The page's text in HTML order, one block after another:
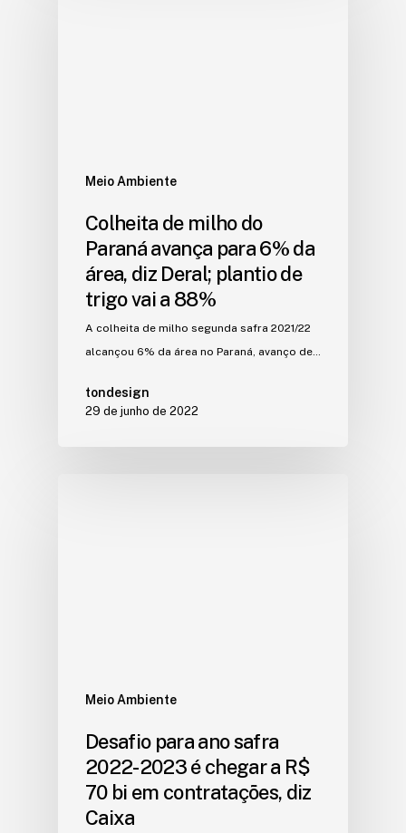
Meio Ambiente
Colheita de milho do
Paraná avança para 6% da
área, diz Deral; plantio de
trigo vai a 88%
A colheita de milho segunda safra 2021/22
alcançou 6% da área no Paraná, avanço de…
tondesign
29 de junho de 2022
Meio Ambiente
Desafio para ano safra
2022-2023 é chegar a R$
70 bi em contratações, diz
Caixa